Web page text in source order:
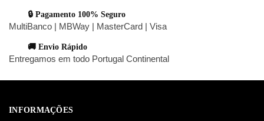
🔒 Pagamento 100% Seguro
MultiBanco | MBWay | MasterCard | Visa
🚚 Envio Rápido
Entregamos em todo Portugal Continental
INFORMAÇÕES